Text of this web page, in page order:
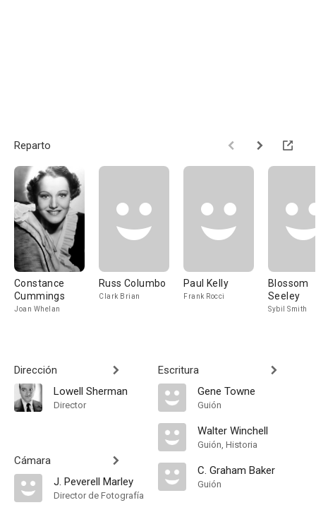
Reparto
Constance
Cummings
Joan Whelan
Russ Columbo
Clark Brian
Paul Kelly
Frank Rocci
Blossom
Seeley
Sybil Smith
Dirección
Lowell Sherman
Director
Cámara
J. Peverell Marley
Director de Fotografía
Escritura
Gene Towne
Guión
Walter Winchell
Guión, Historia
C. Graham Baker
Guión